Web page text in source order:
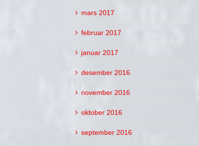
mars 2017
februar 2017
januar 2017
desember 2016
november 2016
oktober 2016
september 2016